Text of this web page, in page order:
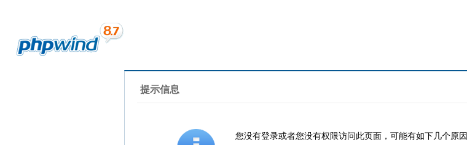
提示信息
您没有登录或者您没有权限访问此页面，可能有如下几个原因